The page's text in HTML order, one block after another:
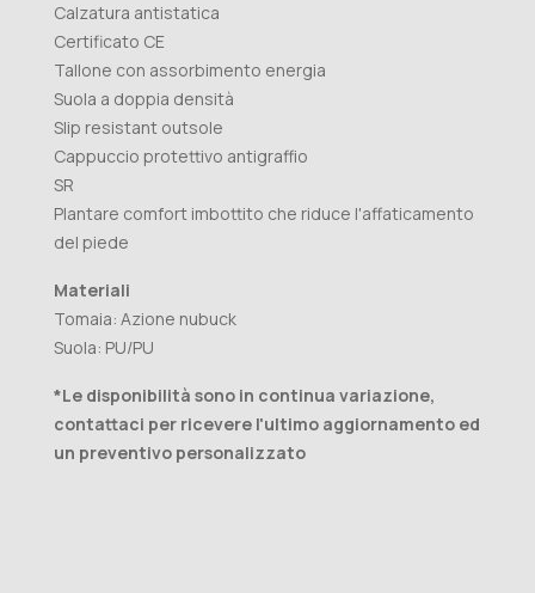
Calzatura antistatica
Certificato CE
Tallone con assorbimento energia
Suola a doppia densità
Slip resistant outsole
Cappuccio protettivo antigraffio
SR
Plantare comfort imbottito che riduce l'affaticamento
del piede
Materiali
Tomaia: Azione nubuck
Suola: PU/PU
*Le disponibilità sono in continua variazione,
contattaci per ricevere l'ultimo aggiornamento ed
un preventivo personalizzato